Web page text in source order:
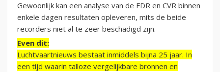
Gewoonlijk kan een analyse van de FDR en CVR binnen
enkele dagen resultaten opleveren, mits de beide
recorders niet al te zeer beschadigd zijn.
Even dit:
Luchtvaartnieuws bestaat inmiddels bijna 25 jaar. In
een tijd waarin talloze vergelijkbare bronnen en